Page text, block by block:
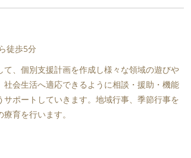
徒歩5分
、個別支援計画を作成し様々な領域の遊びや
会生活へ適応できるように相談・援助・機能
ポートしていきます。地域行事、季節行事を
育を行います。